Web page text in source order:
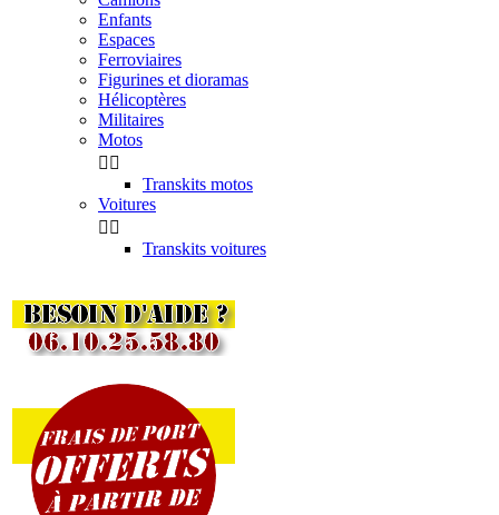
Enfants
Espaces
Ferroviaires
Figurines et dioramas
Hélicoptères
Militaires
Motos
 
Transkits motos
Voitures
 
Transkits voitures